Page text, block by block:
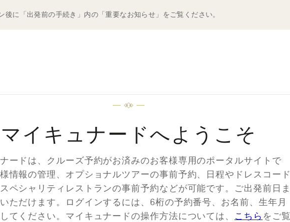
に「出発前の手続き」内の「重要なお知らせ」をご覧ください。
マイキュナードへようこそ
ードは、クルーズ予約がお済みのお客様専用のポータルサイトで
情報の管理、オプショナルツアーの事前予約、日程やドレスコード
ペシャリティレストランの事前予約などが可能です。ご出発前日ま
ただけます。ログインするには、6桁の予約番号、お名前、生年月
てください。マイキュナードの操作方法については、
こちら をご覧